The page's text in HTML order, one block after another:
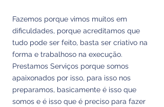
Fazemos porque vimos muitos em
dificuldades, porque acreditamos que
tudo pode ser feito, basta ser criativo na
forma e trabalhoso na execução.
Prestamos Serviços porque somos
apaixonados por isso, para isso nos
preparamos, basicamente é isso que
somos e é isso que é preciso para fazer